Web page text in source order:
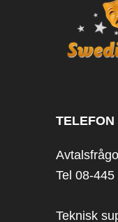
TELEFON
Tel 08-445
Teknisk